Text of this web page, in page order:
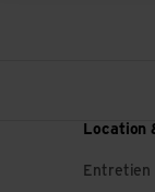
Location
Entretien